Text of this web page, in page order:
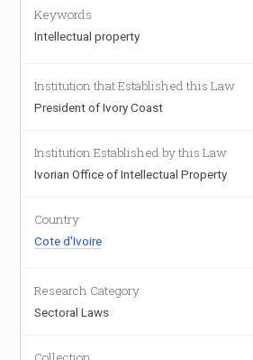
Keywords
Intellectual property
Institution that Established this Law
President of Ivory Coast
Institution Established by this Law
Ivorian Office of Intellectual Property
Country
Cote d'Ivoire
Research Category
Sectoral Laws